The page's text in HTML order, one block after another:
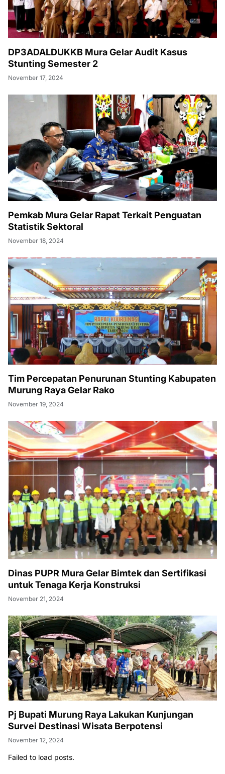
DP3ADALDUKKB Mura Gelar Audit Kasus
Stunting Semester 2
November 17, 2024
Pemkab Mura Gelar Rapat Terkait Penguatan
Statistik Sektoral
November 18, 2024
Tim Percepatan Penurunan Stunting Kabupaten
Murung Raya Gelar Rako
November 19, 2024
Dinas PUPR Mura Gelar Bimtek dan Sertifikasi
untuk Tenaga Kerja Konstruksi
November 21, 2024
Pj Bupati Murung Raya Lakukan Kunjungan
Survei Destinasi Wisata Berpotensi
November 12, 2024
Failed to load posts.